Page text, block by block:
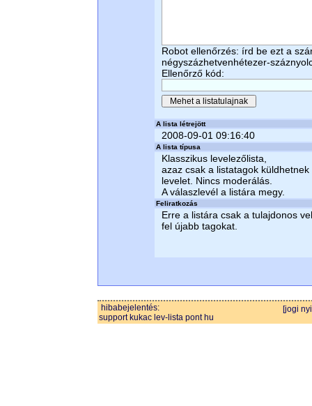
Robot ellenőrzés: írd be ezt a
négyszázhetvenhétezer-
Ellenőrző kód:
A lista létrejött
2008-09-01 09:16:40
A lista típusa
Klasszikus levelezőlista,
azaz csak a listatagok küldhetnek
levelet. Nincs moderálás.
A válaszlevél a listára megy.
Feliratkozás
Erre a listára csak a tulajdonos
fel újabb tagokat.
hibabejelentés:
support kukac lev-lista pont hu
[jogi